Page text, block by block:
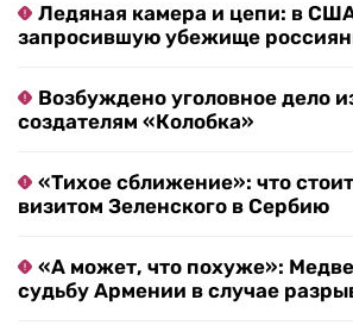
Ледяная камера и цепи: в
запросившую убежище
Возбуждено уголовное дело
создателям «Колобка»
«Тихое сближение»: что
визитом Зеленского в Сербию
«А может, что похуже»:
судьбу Армении в случае